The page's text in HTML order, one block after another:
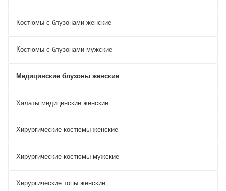
Костюмы с блузонами женские
Костюмы с блузонами мужские
Медицинские блузоны женские
Халаты медицинские женские
Хирургические костюмы женские
Хирургические костюмы мужские
Хирургические топы женские